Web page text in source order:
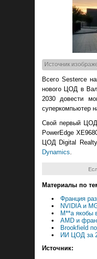
Источник
Всего Sesterce
нового ЦОД в
2030 довести
суперкомпьютер
Свой первый ЦОД
PowerEdge
ЦОД Digital
Dynamics
Материалы по
Франция
NVIDIA и
M**a якобы
AMD и
Brookfield
ИИ ЦОД за
Источник: